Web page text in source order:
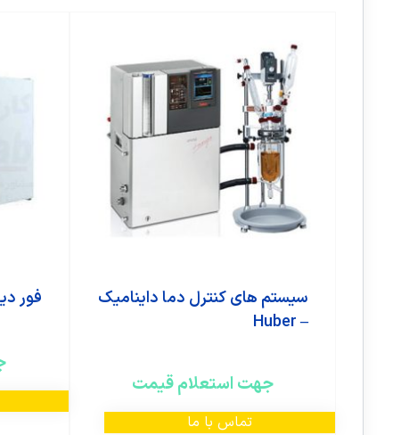
سیستم های کنترل دما داینامیک
– Huber
جهت استعلام قیمت
تماس با ما
فور